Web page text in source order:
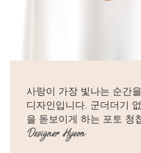
사랑이 가장 빛나는 순간
디자인입니다. 군더더기
을 돋보이게 하는 포토 청